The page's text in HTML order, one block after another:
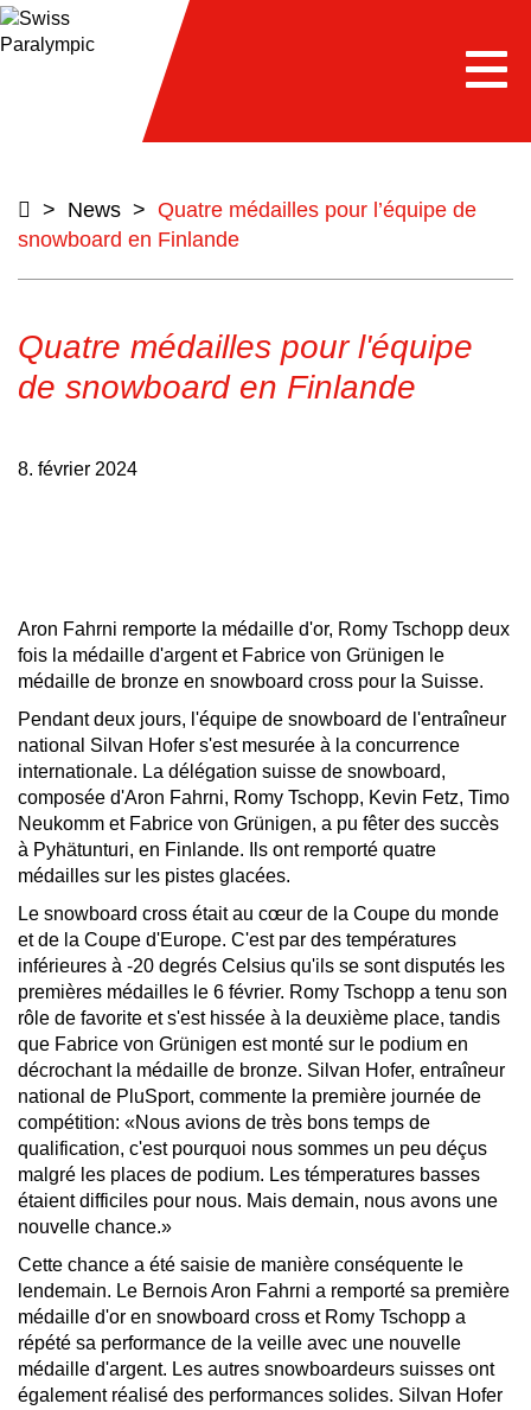
> News > Quatre médailles pour l’équipe de
snowboard en Finlande
Quatre médailles pour l'équipe
de snowboard en Finlande
8. février 2024
Aron Fahrni remporte la médaille d'or, Romy Tschopp deux
fois la médaille d'argent et Fabrice von Grünigen le
médaille de bronze en snowboard cross pour la Suisse.
Pendant deux jours, l'équipe de snowboard de l'entraîneur
national Silvan Hofer s'est mesurée à la concurrence
internationale. La délégation suisse de snowboard,
composée d'Aron Fahrni, Romy Tschopp, Kevin Fetz, Timo
Neukomm et Fabrice von Grünigen, a pu fêter des succès
à Pyhätunturi, en Finlande. Ils ont remporté quatre
médailles sur les pistes glacées.
Le snowboard cross était au cœur de la Coupe du monde
et de la Coupe d'Europe. C'est par des températures
inférieures à -20 degrés Celsius qu'ils se sont disputés les
premières médailles le 6 février. Romy Tschopp a tenu son
rôle de favorite et s'est hissée à la deuxième place, tandis
que Fabrice von Grünigen est monté sur le podium en
décrochant la médaille de bronze. Silvan Hofer, entraîneur
national de PluSport, commente la première journée de
compétition: «Nous avions de très bons temps de
qualification, c'est pourquoi nous sommes un peu déçus
malgré les places de podium. Les témperatures basses
étaient difficiles pour nous. Mais demain, nous avons une
nouvelle chance.»
Cette chance a été saisie de manière conséquente le
lendemain. Le Bernois Aron Fahrni a remporté sa première
médaille d'or en snowboard cross et Romy Tschopp a
répété sa performance de la veille avec une nouvelle
médaille d'argent. Les autres snowboardeurs suisses ont
également réalisé des performances solides. Silvan Hofer